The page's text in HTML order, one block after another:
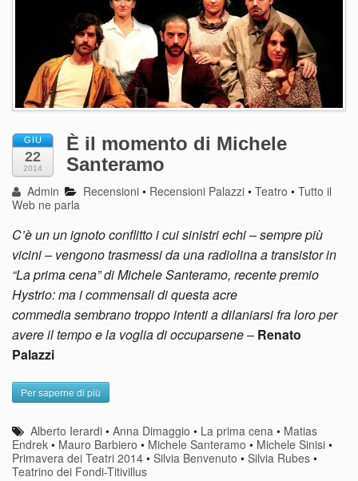
GIU
22
2014
È il momento di Michele
Santeramo
Admin Recensioni • Recensioni Palazzi •Teatro •Tutto il
Web ne parla
C’è un un ignoto conflitto i cui sinistri echi – sempre più
vicini – vengono trasmessi da una radiolina a transistor in
“La prima cena” di Michele Santeramo, recente premio
Hystrio: ma i commensali di questa acre
commedia sembrano troppo intenti a dilaniarsi fra loro per
avere il tempo e la voglia di occuparsene– Renato
Palazzi
Per saperne di più
Alberto Ierardi •Anna Dimaggio • La prima cena • Matias
Endrek • Mauro Barbiero • Michele Santeramo • Michele Sinisi •
Primavera dei Teatri 2014 • Silvia Benvenuto • Silvia Rubes •
Teatrino dei Fondi-Titivillus